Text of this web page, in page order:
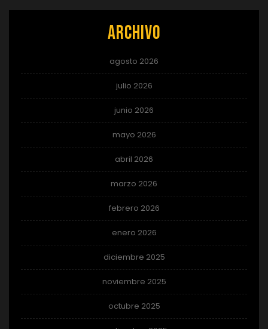
Archivo
agosto 2026
julio 2026
junio 2026
mayo 2026
abril 2026
marzo 2026
febrero 2026
enero 2026
diciembre 2025
noviembre 2025
octubre 2025